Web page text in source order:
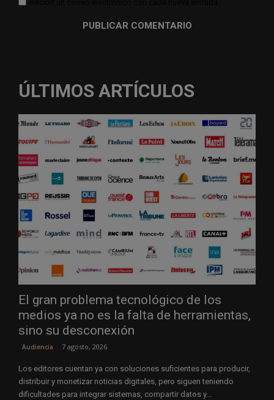
ÚLTIMOS ARTÍCULOS
El gran problema tecnológico de los
medios ya no es la falta de herramientas,
sino su desconexión
Audiencia 7 agosto, 2026
Los editores cuentan ya con soluciones suficientes para producir,
distribuir y monetizar noticias digitales, pero siguen teniendo
dificultades para integrar sistemas, compartir datos y...